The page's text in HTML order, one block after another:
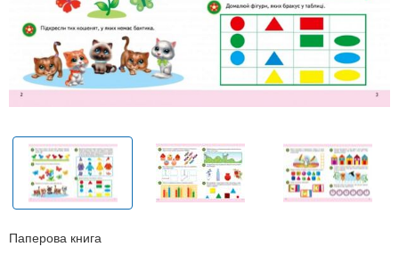
Паперова книга